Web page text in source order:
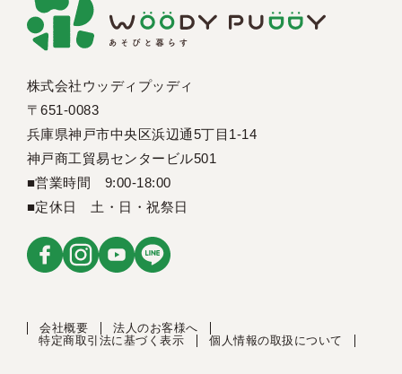
株式会社ウッディプッディ
〒651-0083
兵庫県神戸市中央区浜辺通5丁目1-14
神戸商工貿易センタービル501
■営業時間 9:00-18:00
■定休日 土・日・祝祭日
会社概要
法人のお客様へ
特定商取引法に基づく表示
個人情報の取扱について